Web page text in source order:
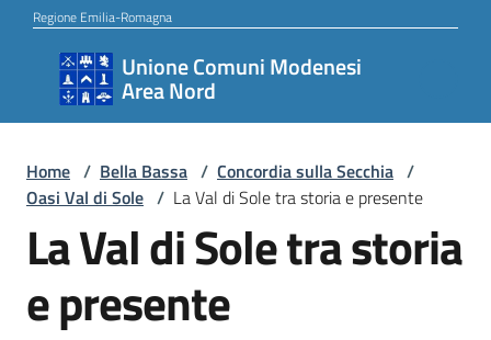
Vai al contenuto
Vai alla navigazione
Vai al footer
Regione Emilia-Romagna
Unione Comuni Modenesi
Area Nord
Unione
Comuni
Area
Nord
Amministrazione
Home / Bella Bassa / Concordia sulla Secchia /
Oasi Val di Sole / La Val di Sole tra storia e presente
La Val di Sole tra storia
e presente